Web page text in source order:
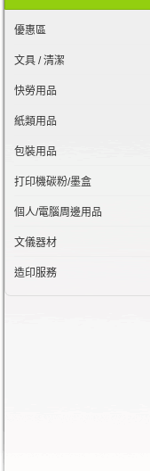
優惠區
文具 / 清潔
快勞用品
紙類用品
包裝用品
打印機碳粉/墨盒
個人/電腦周邊用品
文儀器材
造印服務